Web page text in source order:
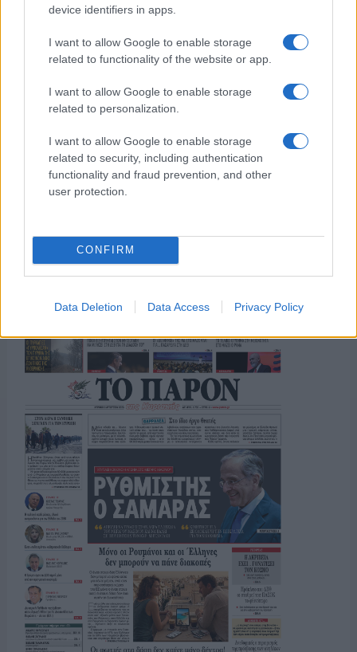
device identifiers in apps.
I want to allow Google to enable storage
related to functionality of the website or app.
I want to allow Google to enable storage
related to personalization.
I want to allow Google to enable storage
related to security, including authentication
functionality and fraud prevention, and other
user protection.
CONFIRM
Data Deletion Data Access Privacy Policy
της Ζωής μας
Οι άνθρωποι, οι αυθεντικές ιστορίες,
πολιτισμός που μας ενώνει κάθε μέρα.